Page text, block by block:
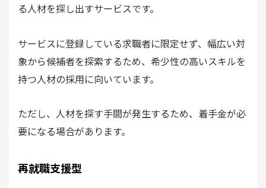
る人材を探し出すサービスです。
サービスに登録している求職者に限定せず、幅広い対
象から候補者を探索するため、希少性の高いスキルを
持つ人材の採用に向いています。
ただし、人材を探す手間が発生するため、着手金が必
要になる場合があります。
再就職支援型